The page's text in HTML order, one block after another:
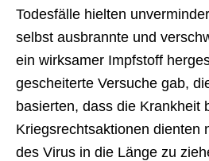
Todesfälle hielten
selbst ausbrannte und
ein wirksamer Impfstoff
gescheiterte Versuche gab,
basierten, dass die Krankheit
Kriegsrechtsaktionen dienten
des Virus in die Länge zu